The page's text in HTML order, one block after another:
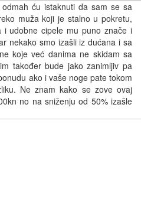
ću istaknuti da sam se sa
muža koji je stalno u pokretu,
udobne cipele mu puno znače i
nekako smo izašli iz dućana i sa
koje već danima ne skidam sa
također bude jako zanimljiv pa
ako i vaše noge pate tokom
Ne znam kako se zove ovaj
no na sniženju od 50% izašle